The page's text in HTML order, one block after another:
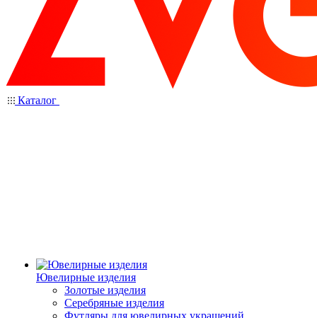
Каталог
Ювелирные изделия
Золотые изделия
Серебряные изделия
Футляры для ювелирных украшений